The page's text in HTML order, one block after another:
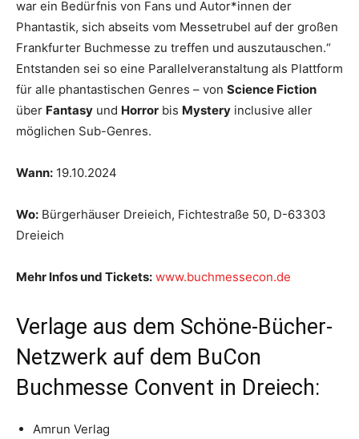
war ein Bedürfnis von Fans und Autor*innen der
Phantastik, sich abseits vom Messetrubel auf der großen
Frankfurter Buchmesse zu treffen und auszutauschen.“
Entstanden sei so eine Parallelveranstaltung als Plattform
für alle phantastischen Genres – von Science Fiction
über Fantasy und Horror bis Mystery inclusive aller
möglichen Sub-Genres.
Wann: 19.10.2024
Wo: Bürgerhäuser Dreieich, Fichtestraße 50, D-63303
Dreieich
Mehr Infos und Tickets: www.buchmessecon.de
Verlage aus dem Schöne-Bücher-
Netzwerk auf dem BuCon
Buchmesse Convent in Dreiech:
Amrun Verlag